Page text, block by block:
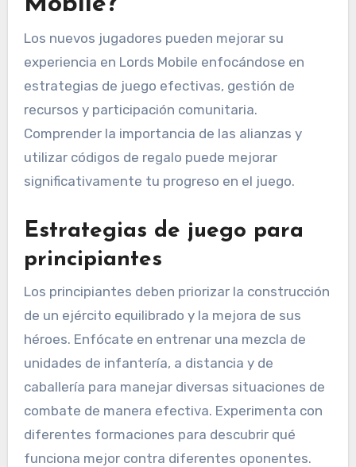
Los nuevos jugadores pueden mejorar su
experiencia en Lords Mobile enfocándose en
estrategias de juego efectivas, gestión de
recursos y participación comunitaria.
Comprender la importancia de las alianzas y
utilizar códigos de regalo puede mejorar
significativamente tu progreso en el juego.
Estrategias de juego para
principiantes
Los principiantes deben priorizar la construcción
de un ejército equilibrado y la mejora de sus
héroes. Enfócate en entrenar una mezcla de
unidades de infantería, a distancia y de
caballería para manejar diversas situaciones de
combate de manera efectiva. Experimenta con
diferentes formaciones para descubrir qué
funciona mejor contra diferentes oponentes.